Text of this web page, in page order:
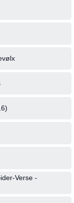
Verse -